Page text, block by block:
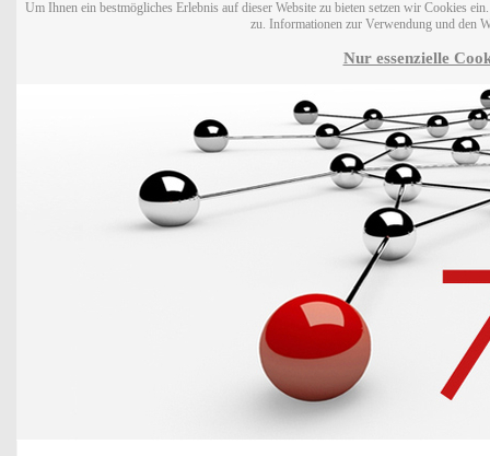
Um Ihnen ein bestmögliches Erlebnis auf dieser Website zu bieten setzen wir Cookies
zu. Informationen zur Verwendung und den
Nur essenzielle